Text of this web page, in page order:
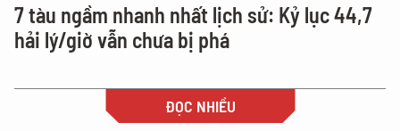
7 tàu ngầm nhanh nhất lịch sử: Kỷ lục 44,7
hải lý/giờ vẫn chưa bị phá
ĐỌC NHIỀU